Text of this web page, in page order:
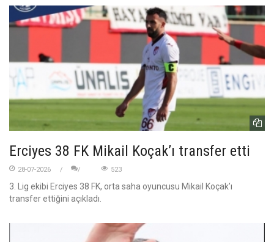
Erciyes 38 FK Mikail Koçak’ı transfer etti
28-07-2026 523
3. Lig ekibi Erciyes 38 FK, orta saha oyuncusu Mikail Koçak’ı
transfer ettiğini açıkladı.